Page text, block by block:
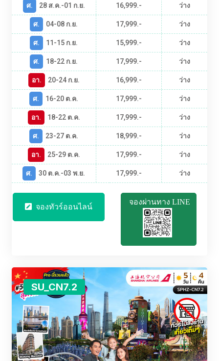
ศ.
28 ส.ค.-01 ก.ย. 16,999.-
ว่าง
ศ.
04-08 ก.ย. 17,999.-
ว่าง
ศ.
11-15 ก.ย. 15,999.-
ว่าง
ศ.
18-22 ก.ย. 17,999.-
ว่าง
อา.
20-24 ก.ย. 16,999.-
ว่าง
ศ.
16-20 ต.ค. 17,999.-
ว่าง
อา.
18-22 ต.ค. 17,999.-
ว่าง
ศ.
23-27 ต.ค. 18,999.-
ว่าง
อา.
25-29 ต.ค. 17,999.-
ว่าง
ศ.
30 ต.ค.-03 พ.ย. 17,999.- ว่าง
จองทัวร์ออนไลน์ จองผ่านทาง LINE
SU_CN7.2